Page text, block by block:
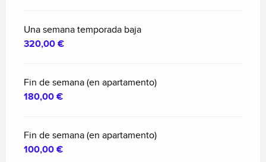
Una semana temporada baja
320,00 €
Fin de semana (en apartamento)
180,00 €
Fin de semana (en apartamento)
100,00 €